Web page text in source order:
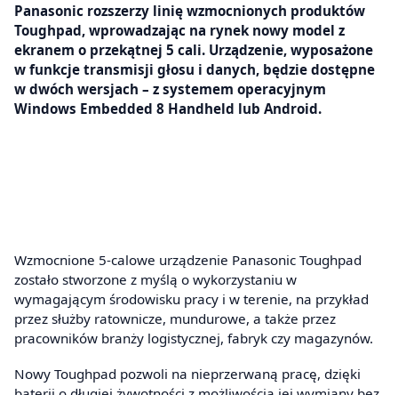
Panasonic rozszerzy linię wzmocnionych produktów
Toughpad, wprowadzając na rynek nowy model z
ekranem o przekątnej 5 cali. Urządzenie, wyposażone
w funkcje transmisji głosu i danych, będzie dostępne
w dwóch wersjach – z systemem operacyjnym
Windows Embedded 8 Handheld lub Android.
Wzmocnione 5-calowe urządzenie Panasonic Toughpad
zostało stworzone z myślą o wykorzystaniu w
wymagającym środowisku pracy i w terenie, na przykład
przez służby ratownicze, mundurowe, a także przez
pracowników branży logistycznej, fabryk czy magazynów.
Nowy Toughpad pozwoli na nieprzerwaną pracę, dzięki